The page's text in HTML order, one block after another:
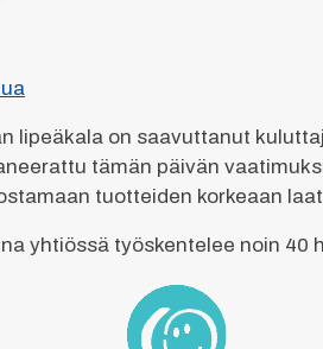
lipeäkala on saavuttanut
tämän päivän
tuotteiden korkeaan
yhtiössä työskentelee noin 40